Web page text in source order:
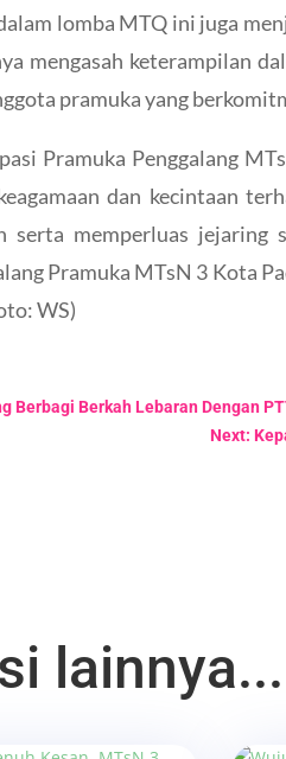
lomba MTQ ini juga
mengasah keterampilan
pramuka yang
Pramuka Penggalang
dan kecintaan
serta memperluas jejaring
Pramuka MTsN 3 Kota
WS)
Berbagi Berkah Lebaran Dengan
Next:
lainnya...